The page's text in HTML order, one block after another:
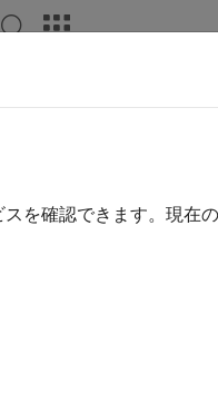
を確認できます。現在